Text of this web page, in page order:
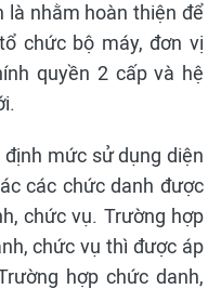
là nhằm hoàn thiện để
chức bộ máy, đơn vị
quyền 2 cấp và hệ
mức sử dụng diện
các chức danh được
chức vụ. Trường hợp
chức vụ thì được áp
hợp chức danh,